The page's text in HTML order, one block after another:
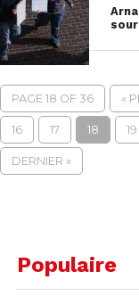
PAGE 18 OF 36 «
16 17 18 19
DERNIER »
Populaire